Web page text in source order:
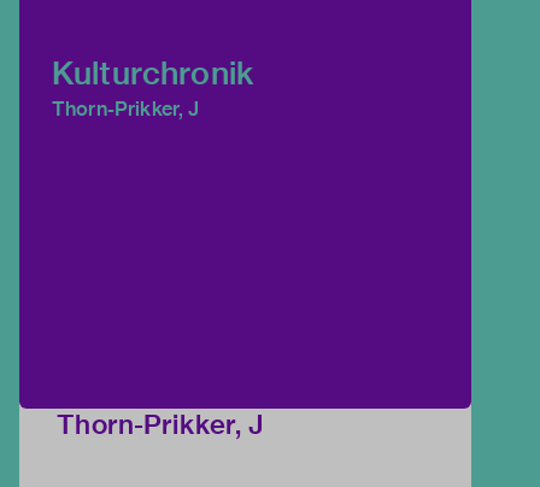
Kulturchronik
Thorn-Prikker, J
Thorn-Prikker, J